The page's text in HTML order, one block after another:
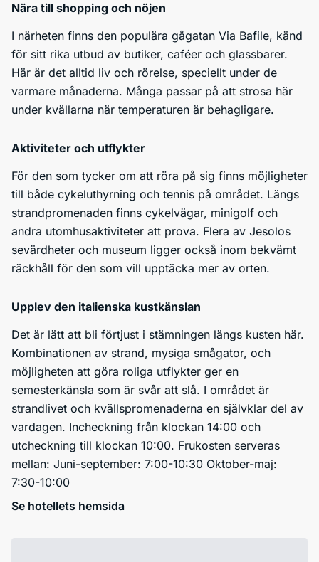
Nära till shopping och nöjen
I närheten finns den populära gågatan Via Bafile, känd
för sitt rika utbud av butiker, caféer och glassbarer.
Här är det alltid liv och rörelse, speciellt under de
varmare månaderna. Många passar på att strosa här
under kvällarna när temperaturen är behagligare.
Aktiviteter och utflykter
För den som tycker om att röra på sig finns möjligheter
till både cykeluthyrning och tennis på området. Längs
strandpromenaden finns cykelvägar, minigolf och
andra utomhusaktiviteter att prova. Flera av Jesolos
sevärdheter och museum ligger också inom bekvämt
räckhåll för den som vill upptäcka mer av orten.
Upplev den italienska kustkänslan
Det är lätt att bli förtjust i stämningen längs kusten här.
Kombinationen av strand, mysiga smågator, och
möjligheten att göra roliga utflykter ger en
semesterkänsla som är svår att slå. I området är
strandlivet och kvällspromenaderna en självklar del av
vardagen. Incheckning från klockan 14:00 och
utcheckning till klockan 10:00. Frukosten serveras
mellan: Juni-september: 7:00-10:30 Oktober-maj:
7:30-10:00
Se hotellets hemsida